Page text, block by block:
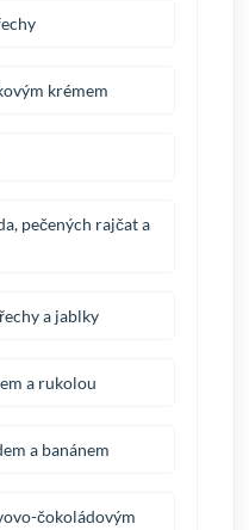
krémem
pečených rajčat a
a jablky
a rukolou
a banánem
čokoládovým